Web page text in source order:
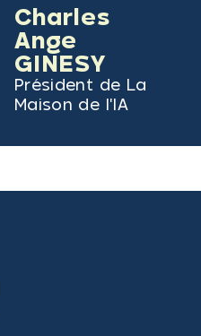
Charles
Ange
GINESY
Président de La
Maison de l'IA